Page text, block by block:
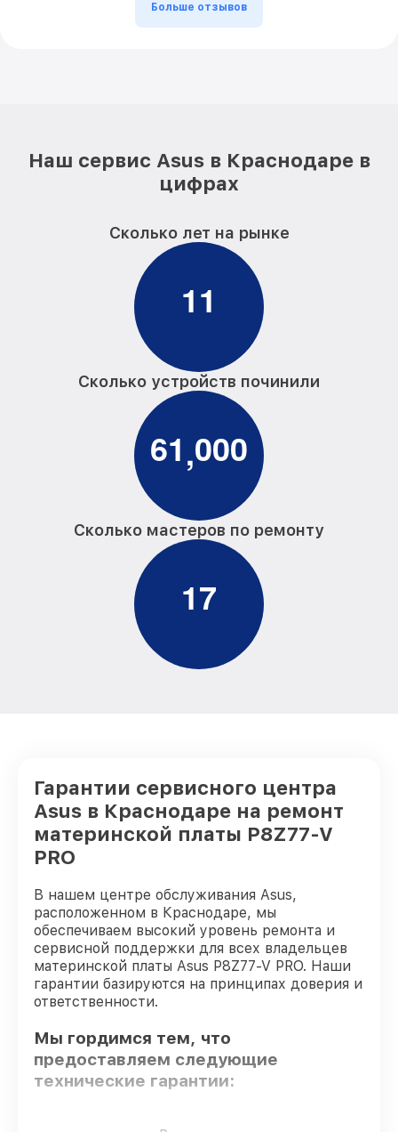
Больше отзывов
Наш сервис Asus в Краснодаре в
цифрах
Сколько лет на рынке
11
Сколько устройств починили
61,000
Сколько мастеров по ремонту
17
Гарантии сервисного центра
Asus в Краснодаре на ремонт
материнской платы P8Z77-V
PRO
В нашем центре обслуживания Asus,
расположенном в Краснодаре, мы
обеспечиваем высокий уровень ремонта и
сервисной поддержки для всех владельцев
материнской платы Asus P8Z77-V PRO. Наши
гарантии базируются на принципах доверия и
ответственности.
Мы гордимся тем, что
предоставляем следующие
технические гарантии: